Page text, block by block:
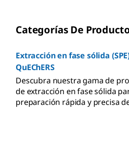
Categorías De
Extracción en fase sólida
QuEChERS
Descubra nuestra gama de
de extracción en fase sólida
preparación rápida y precisa